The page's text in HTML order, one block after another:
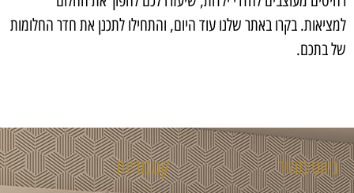
למציאות. בקרו באתר שלנו עוד היום, והתחילו לתכנן את חדר החלומות
של בתכם.
ניווט מהיר קטגוריות